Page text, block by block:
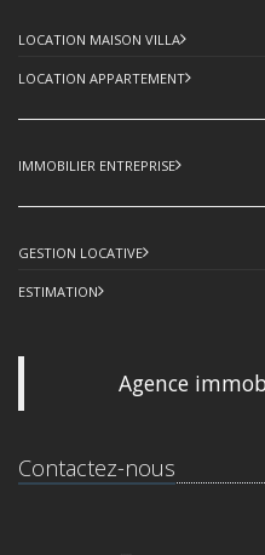
LOCATION MAISON VILLA
LOCATION APPARTEMENT
IMMOBILIER ENTREPRISE
GESTION LOCATIVE
ESTIMATION
Agence
Contactez-nous